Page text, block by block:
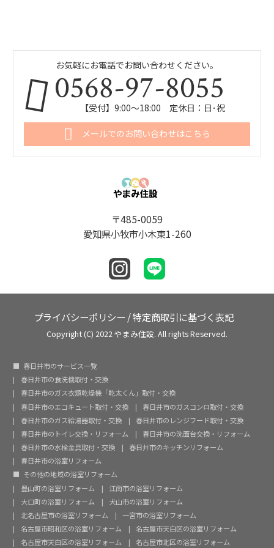
お気軽にお電話でお問い合わせください。
0568-97-8055
【受付】9:00～18:00 定休日：日･祝
メールでのお問い合わせはこちら
〒485-0059
愛知県小牧市小木東1-260
プライバシーポリシー /特定商取引に基づく表記
Copyright (C) 2022 やまみ住設. All rights Reserved.
春日井市のサービス一覧
春日井市の食洗機取付・交換
春日井市のガス衣類乾燥機「乾太くん」取付・交換
春日井市のエコキュート取付・交換
春日井市のガスコンロ取付・交換
春日井市のガス給湯器取付・交換
春日井市のレンジフード取付・交換
春日井市のトイレ交換・リフォーム
春日井市の洗面台交換・リフォーム
春日井市の水栓金具取付・交換
春日井市のキッチンリフォーム
春日井市の浴室リフォーム
その他の地域の浴室リフォーム
豊山町の浴室リフォーム
江南市の浴室リフォーム
大口町の浴室リフォーム
犬山市の浴室リフォーム
北名古屋市の浴室リフォーム
一宮市の浴室リフォーム
名古屋市昭和区の浴室リフォーム
名古屋市天白区の浴室リフォーム
名古屋市天白区の浴室リフォーム
名古屋市北区の浴室リフォーム